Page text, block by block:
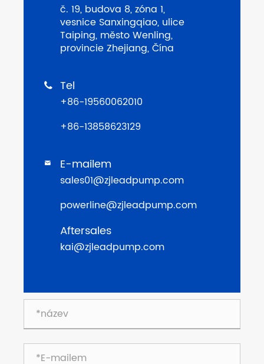
č. 19, budova 8, zóna 1,
vesnice Sanxingqiao, ulice
Taiping, město Wenling,
provincie Zhejiang, Čína
 Tel
+86-19560062010
+86-13858623129
 E-mailem
sales01@zjleadpump.com
powerline@zjleadpump.com
Aftersales
kai@zjleadpump.com